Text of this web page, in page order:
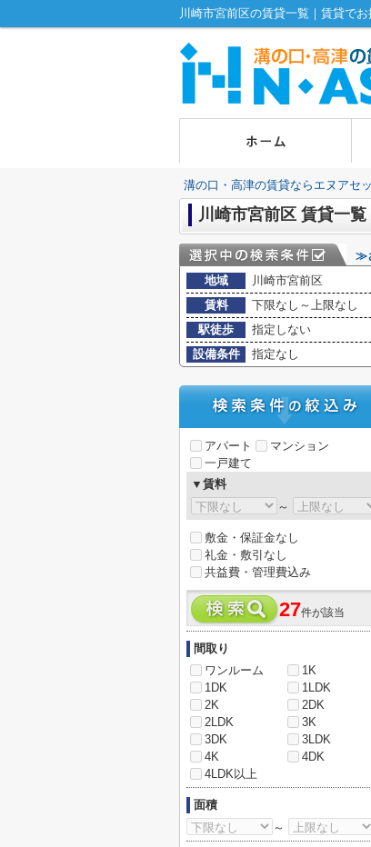
川崎市宮前区の賃貸一覧｜賃貸で
溝の口・高津の賃貸ならエヌアセ
川崎市宮前区 賃貸一覧
≫
地域
川崎市宮前区
賃料
下限なし～上限なし
駅徒歩
指定しない
設備条件
指定なし
アパート
マンション
一戸建て
▼賃料
～
敷金・保証金なし
礼金・敷引なし
共益費・管理費込み
27件が該当
間取り
ワンルーム
1K
1DK
1LDK
2K
2DK
2LDK
3K
3DK
3LDK
4K
4DK
4LDK以上
面積
～